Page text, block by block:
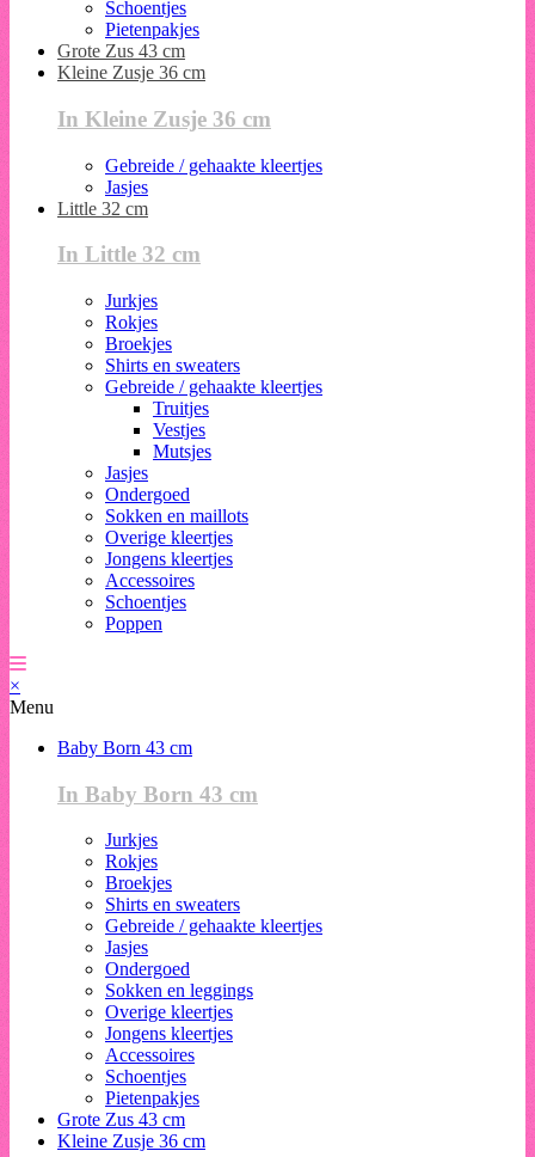
Schoentjes
Pietenpakjes
Grote Zus 43 cm
Kleine Zusje 36 cm
In Kleine Zusje 36 cm
Gebreide / gehaakte kleertjes
Jasjes
Little 32 cm
In Little 32 cm
Jurkjes
Rokjes
Broekjes
Shirts en sweaters
Gebreide / gehaakte kleertjes
Truitjes
Vestjes
Mutsjes
Jasjes
Ondergoed
Sokken en maillots
Overige kleertjes
Jongens kleertjes
Accessoires
Schoentjes
Poppen
×
Menu
Baby Born 43 cm
In Baby Born 43 cm
Jurkjes
Rokjes
Broekjes
Shirts en sweaters
Gebreide / gehaakte kleertjes
Jasjes
Ondergoed
Sokken en leggings
Overige kleertjes
Jongens kleertjes
Accessoires
Schoentjes
Pietenpakjes
Grote Zus 43 cm
Kleine Zusje 36 cm